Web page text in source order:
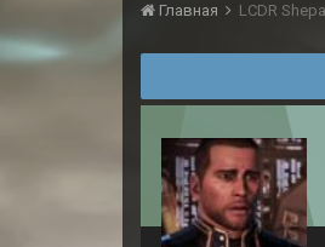
Главная LCDR